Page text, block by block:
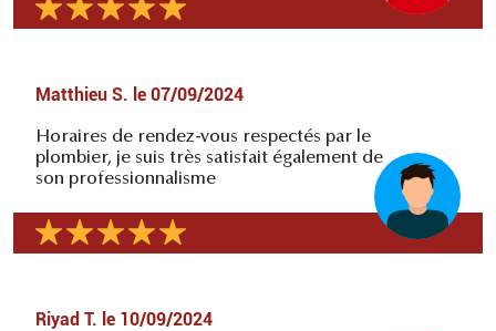
Matthieu S. le 07/09/2024
Horaires de rendez-vous respectés par le
plombier, je suis très satisfait également de
son professionnalisme
Riyad T. le 10/09/2024